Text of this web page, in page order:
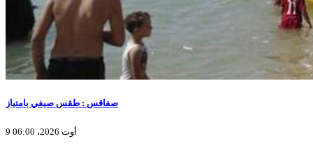
صفاقس : طقس صيفي بامتياز
9 أوت 2026، 06:00